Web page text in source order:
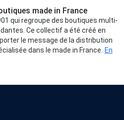
made in France
qui regroupe des boutiques multi-
Ce collectif a été créé en
le message de la distribution
dans le made in France. En